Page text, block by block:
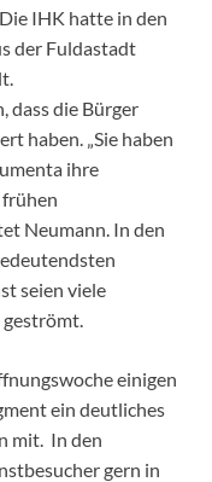
IHK hatte in den
der Fuldastadt
dass die Bürger
haben. „Sie haben
ihre
Neumann. In den
seien viele
einigen
ein deutliches
mit. In den
gern in